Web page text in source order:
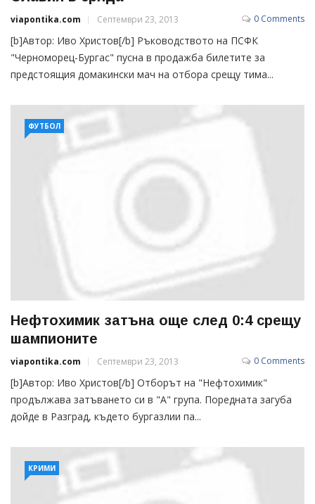
viapontika.com Септември 23, 2013 0 Comments
[b]Автор: Иво Христов[/b] Ръководството на ПСФК
"Черноморец-Бургас" пусна в продажба билетите за
предстоящия домакински мач на отбора срещу тима...
ФУТБОЛ
Нефтохимик затъна още след 0:4 срещу
шампионите
viapontika.com Септември 23, 2013 0 Comments
[b]Автор: Иво Христов[/b] Отборът на "Нефтохимик"
продължава затъването си в "А" група. Поредната загуба
дойде в Разград, където бургазлии па...
КРИМИ